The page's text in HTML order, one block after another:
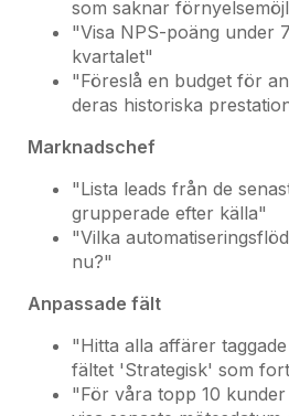
som saknar
"Visa NPS-poäng under
kvartalet"
"Föreslå en budget för
deras historiska
Marknadschef
"Lista leads från de
grupperade efter källa"
"Vilka
nu?"
Anpassade fält
"Hitta alla affärer
fältet 'Strategisk' som
"För våra topp 10